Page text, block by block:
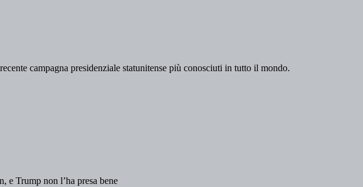
campagna presidenziale statunitense più conosciuti in tutto il mondo.
e Trump non l’ha presa bene